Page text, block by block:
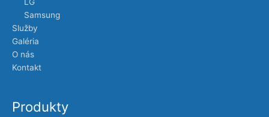
Samsung
Služby
Galéria
O nás
Kontakt
Produkty